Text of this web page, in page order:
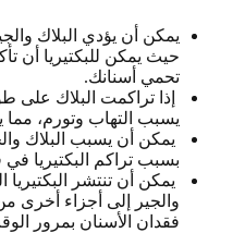
يمكن أن يؤدي البلاك
حيث يمكن للبكتيريا أن
تحمي أسنانك.
إذا تراكمت البلاك على
يسبب التهاب وتورم، مما
يمكن أن يسبب البلاك
بسبب تراكم البكتيريا
يمكن أن تنتشر البكتيريا
والجير إلى أجزاء أخرى
فقدان الأسنان بمرور